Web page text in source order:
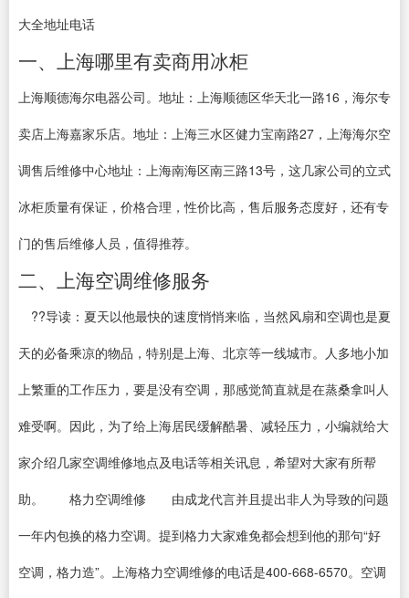
大全地址电话
一、上海哪里有卖商用冰柜
上海顺德海尔电器公司。地址：上海顺德区华天北一路16，海尔专
卖店上海嘉家乐店。地址：上海三水区健力宝南路27，上海海尔空
调售后维修中心地址：上海南海区南三路13号，这几家公司的立式
冰柜质量有保证，价格合理，性价比高，售后服务态度好，还有专
门的售后维修人员，值得推荐。
二、上海空调维修服务
??导读：夏天以他最快的速度悄悄来临，当然风扇和空调也是夏
天的必备乘凉的物品，特别是上海、北京等一线城市。人多地小加
上繁重的工作压力，要是没有空调，那感觉简直就是在蒸桑拿叫人
难受啊。因此，为了给上海居民缓解酷暑、减轻压力，小编就给大
家介绍几家空调维修地点及电话等相关讯息，希望对大家有所帮
助。 格力空调维修 由成龙代言并且提出非人为导致的问题
一年内包换的格力空调。提到格力大家难免都会想到他的那句“好
空调，格力造”。上海格力空调维修的电话是400-668-6570。空调